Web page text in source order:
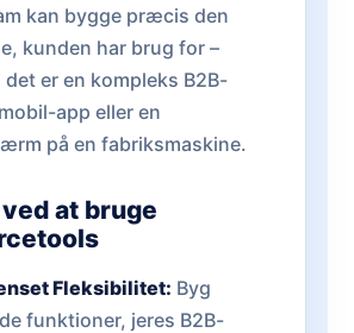
kan bygge præcis den
kunden har brug for –
er en kompleks B2B-
app eller en
på en fabriksmaskine.
at bruge
Fleksibilitet: Byg
funktioner, jeres B2B-